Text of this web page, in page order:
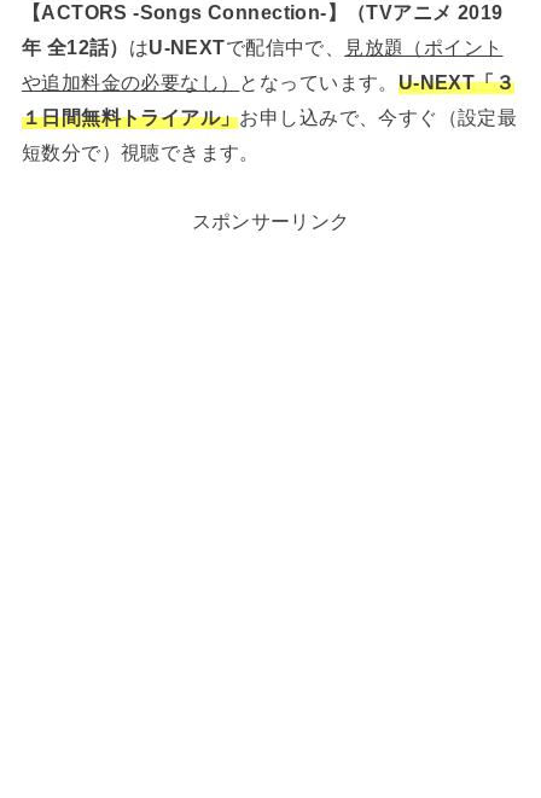
【ACTORS -Songs Connection-】（TVアニメ 2019
年 全12話） はU-NEXTで配信中で、
見放題（ポイント
や追加料金の必要なし） となっています。 U-NEXT「３
１日間無料トライアル」お申し込みで、今すぐ（設定最
短数分で）視聴できます。
スポンサーリンク